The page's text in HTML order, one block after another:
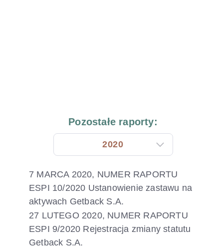
Pozostałe raporty:
2020
7 MARCA 2020, NUMER RAPORTU
ESPI 10/2020 Ustanowienie zastawu na
aktywach Getback S.A.
27 LUTEGO 2020, NUMER RAPORTU
ESPI 9/2020 Rejestracja zmiany statutu
Getback S.A.